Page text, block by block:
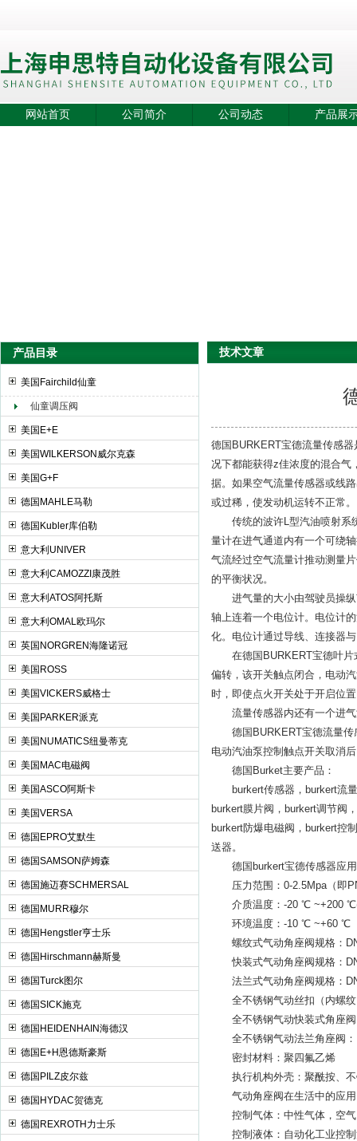
上海申思特自动化设备有限公司
网站首页 公司简介 公司动态 产品展
产品目录
美国Fairchild仙童
仙童调压阀
美国E+E
美国WILKERSON威尔克森
美国G+F
德国MAHLE马勒
德国Kubler库伯勒
意大利UNIVER
意大利CAMOZZI康茂胜
意大利ATOS阿托斯
意大利OMAL欧玛尔
英国NORGREN海隆诺冠
美国ROSS
美国VICKERS威格士
美国PARKER派克
美国NUMATICS纽曼蒂克
美国MAC电磁阀
美国ASCO阿斯卡
美国VERSA
德国EPRO艾默生
德国SAMSON萨姆森
德国施迈赛SCHMERSAL
德国MURR穆尔
德国Hengstler亨士乐
德国Hirschmann赫斯曼
德国Turck图尔
德国SICK施克
德国HEIDENHAIN海德汉
德国E+H恩德斯豪斯
德国PILZ皮尔兹
德国HYDAC贺德克
德国REXROTH力士乐
技术文章
德国BURKERT宝德流量传感
况下都能获得z佳浓度的混合气
据。如果空气流量传感器或线
或过稀，使发动机运转不正常。
传统的波许L型汽油喷射系统
量计在进气通道内有一个可绕
气流经过空气流量计推动测量
的平衡状况。
进气量的大小由驾驶员操纵
轴上连着一个电位计。电位计
化。电位计通过导线、连接器
在德国BURKERT宝德叶片
偏转，该开关触点闭合，电动
时，即使点火开关处于开启位
流量传感器内还有一个进气
德国BURKERT宝德流量传
电动汽油泵控制触点开关取消
德国Burket主要产品：
burkert传感器，burkert流量
burkert膜片阀，burkert调节阀
burkert防爆电磁阀，burkert控
送器。
德国burkert宝德传感器应
压力范围：0-2.5Mpa（即
介质温度：-20 ℃ ~+200 ℃(
环境温度：-10 ℃ ~+60 ℃
螺纹式气动角座阀规格：
快装式气动角座阀规格：
法兰式气动角座阀规格：
全不锈钢气动丝扣（内螺纹
全不锈钢气动快装式角座阀
全不锈钢气动法兰角座阀：
密封材料：聚四氟乙烯
执行机构外壳：聚酰按、不
气动角座阀在生活中的应用
控制气体：中性气体，空气
控制液体：自动化工业控制